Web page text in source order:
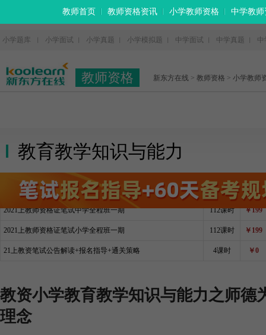
教师首页 教师资格资讯 小学教师资格 中学教师
小学题库 小学面试 小学真题 小学模拟题 中学面试 中学真题 中
教师资格 新东方在线 > 教师资格 > 小学教师
教育教学知识与能力
2021上教师资格证笔试中学全程班一期 112课时 ￥199
2021上教师资格证笔试小学全程班一期 112课时 ￥199
21上教资笔试公告解读+报名指导+通关策略 4课时 ￥0
教资小学教育教学知识与能力之师德
理念